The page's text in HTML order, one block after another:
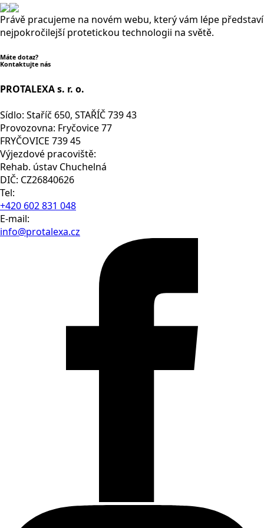
Právě pracujeme na novém webu, který vám lépe představí
nejpokročilejší protetickou technologii na světě.
Máte dotaz?
Kontaktujte nás
PROTALEXA s. r. o.
Sídlo: Staříč 650, STAŘÍČ 739 43
Provozovna: Fryčovice 77
FRYČOVICE 739 45
Výjezdové pracoviště:
Rehab. ústav Chuchelná
DIČ: CZ26840626
Tel:
+420 602 831 048
E-mail:
info@protalexa.cz